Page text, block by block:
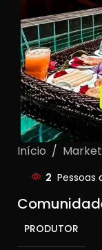
Início /
2 Pessoas
PRODUTOR